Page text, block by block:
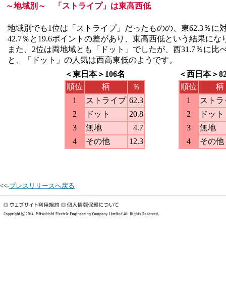
～地域別～ 「ストライプ」は東高西低
地域別でも1位は「ストライプ」だったものの、東62.3％に
42.7％と19.6ポイントの差があり、東高西低という結果にな
また、2位は両地域とも「ドット」でしたが、西31.7％に比
と、「ドット」の人気は西高東低のようです。
＜東日本＞106名
順位
柄
％
1
ストライプ 62.3
2
ドット
20.8
3
無地
4.7
4
その他 12.3
＜西日本＞
順位
柄
1
ストラ
2
ドット
3
無地
4
その他
<<-プレスリリースへ戻る